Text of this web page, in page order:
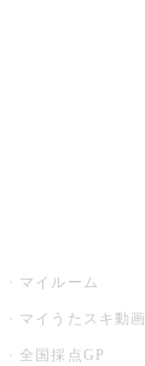
マイルーム
マイうたスキ動画
全国採点GP